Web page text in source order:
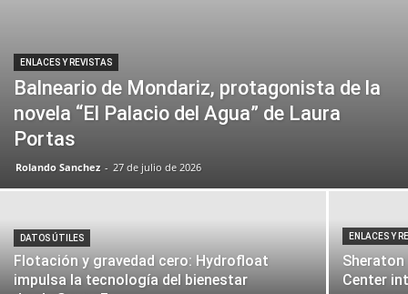
ENLACES Y REVISTAS
Balneario de Mondariz, protagonista de la
novela “El Palacio del Agua” de Laura
Portas
Rolando Sanchez - 27 de julio de 2026
DATOS ÚTILES
Flotación y gravedad cero: Hydrofloat
impulsa la tecnología del bienestar
ENLACES Y
Center
Todo Argentina Buenos Aires
Colaboradores
Cuyo
Datos Útiles Enlaces y Revistas
Entrevistas
Internacionales
Medicina Termal Multimedia
Nea